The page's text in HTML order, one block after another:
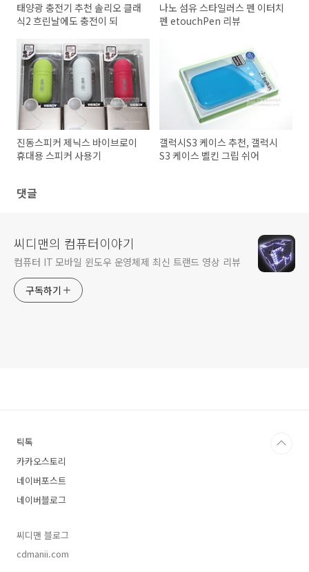
태양광 충전기 추천 솔리오 클래
식2 흐린날에도 충전이 되
나노 섬유 스타일러스 펜 이터치
펜 etouchPen 리뷰
진동스피커 제닉스 바이브로이
휴대용 스피커 사용기
갤럭시S3 케이스 추천, 갤럭시
S3 케이스 벨킨 그립 쉬어
댓글
씨디맨의 컴퓨터이야기
컴퓨터 IT 모바일 윈도우 운영체제 최신 트랜드 영상 리뷰
구독하기
틱톡
카카오스토리
네이버포스트
네이버블로그
씨디맨 블로그
cdmanii.com